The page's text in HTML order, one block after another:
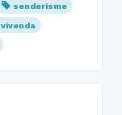
senderisme
vivenda